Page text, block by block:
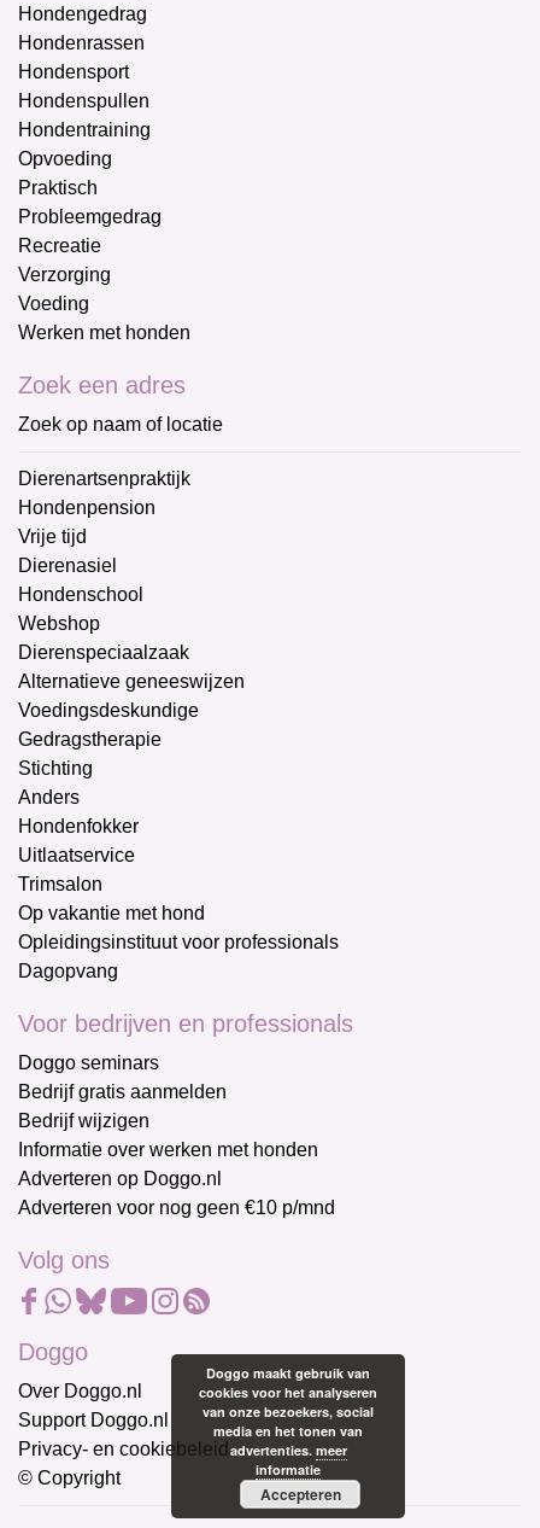
Hondengedrag
Hondenrassen
Hondensport
Hondenspullen
Hondentraining
Opvoeding
Praktisch
Probleemgedrag
Recreatie
Verzorging
Voeding
Werken met honden
Zoek een adres
Zoek op naam of locatie
Dierenartsenpraktijk
Hondenpension
Vrije tijd
Dierenasiel
Hondenschool
Webshop
Dierenspeciaalzaak
Alternatieve geneeswijzen
Voedingsdeskundige
Gedragstherapie
Stichting
Anders
Hondenfokker
Uitlaatservice
Trimsalon
Op vakantie met hond
Opleidingsinstituut voor professionals
Dagopvang
Voor bedrijven en professionals
Doggo seminars
Bedrijf gratis aanmelden
Bedrijf wijzigen
Informatie over werken met honden
Adverteren op Doggo.nl
Adverteren voor nog geen €10 p/mnd
Volg ons
Doggo
Over Doggo.nl
Support Doggo.nl
Privacy- en cookiebeleid
© Copyright
Doggo maakt gebruik van
cookies voor het analyseren
van onze bezoekers, social
media en het tonen van
advertenties. meer
informatie
Accepteren